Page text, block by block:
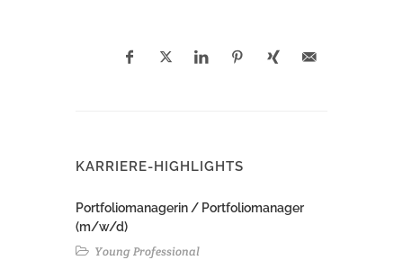
KARRIERE-HIGHLIGHTS
Portfoliomanagerin / Portfoliomanager
(m/w/d)
Young Professional